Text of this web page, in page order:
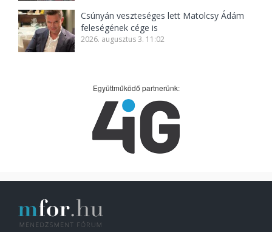
Csúnyán veszteséges lett Matolcsy Ádám
feleségének cége is
2026. augusztus 3. 11:02
Együttműködő partnerünk: